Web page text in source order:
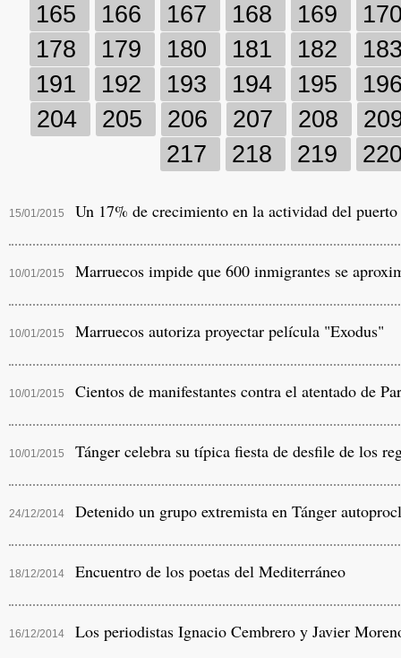
165
166 167 168 169
178
179 180 181 182
191
192 193 194 195
204
205 206 207 208
217
218 219
15/01/2015 Un 17% de crecimiento en la actividad del
10/01/2015 Marruecos impide que 600 inmigrantes se
10/01/2015 Marruecos autoriza proyectar película "Exodus"
10/01/2015 Cientos de manifestantes contra el atentado de
10/01/2015 Tánger celebra su típica fiesta de desfile de los
24/12/2014 Detenido un grupo extremista en Tánger
18/12/2014 Encuentro de los poetas del Mediterráneo
16/12/2014 Los periodistas Ignacio Cembrero y Javier